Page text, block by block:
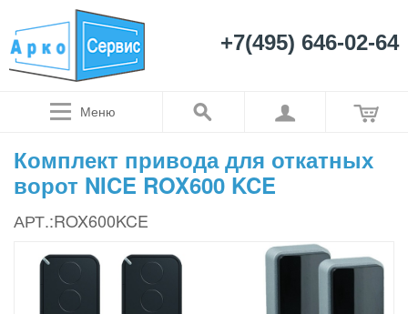
+7(495) 646-02-64
Меню
Комплект привода для откатных
ворот NICE ROX600 KCE
АРТ.:ROX600KCE